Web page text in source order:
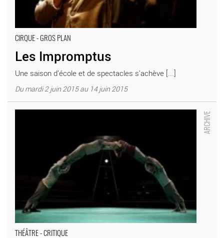
CIRQUE - GROS PLAN
Les Impromptus
Une saison d’école et de spectacles s’achève [...]
Du mardi 2 juin 2015 au 14 juin 2015
THÉÂTRE - CRITIQUE